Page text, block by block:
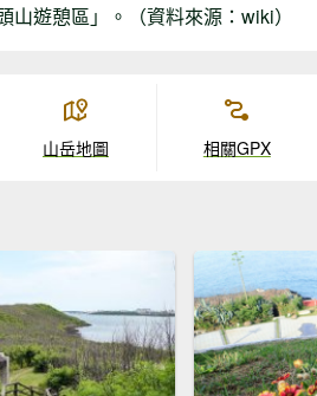
遊憩區」。（資料來源：wiki）
山岳地圖 相關GPX